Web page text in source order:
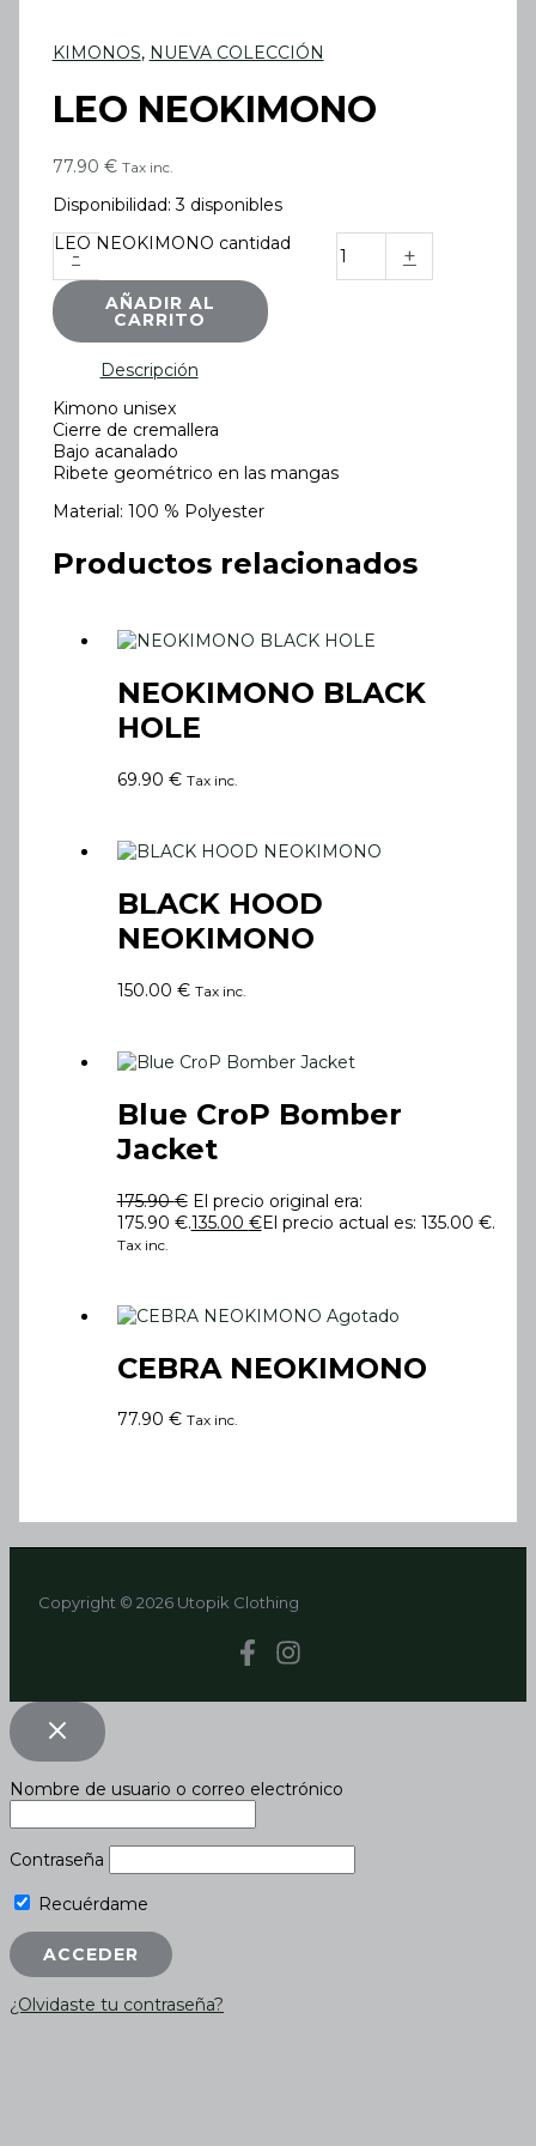
KIMONOS, NUEVA COLECCIÓN
LEO NEOKIMONO
77.90 € Tax inc.
Disponibilidad: 3 disponibles
-
LEO NEOKIMONO cantidad +
AÑADIR AL
CARRITO
Descripción
Kimono unisex
Cierre de cremallera
Bajo acanalado
Ribete geométrico en las mangas
Material: 100 % Polyester
Productos relacionados
NEOKIMONO BLACK
HOLE
69.90 € Tax inc.
BLACK HOOD
NEOKIMONO
150.00 € Tax inc.
Blue CroP Bomber
Jacket
175.90€ El precio original era:
175.90 €.135.00 €El precio actual es: 135.00 €.
Tax inc.
Agotado
CEBRA NEOKIMONO
77.90 € Tax inc.
Copyright © 2026 Utopik Clothing
Nombre de usuario o correo electrónico
Contraseña
Recuérdame
¿Olvidaste tu contraseña?